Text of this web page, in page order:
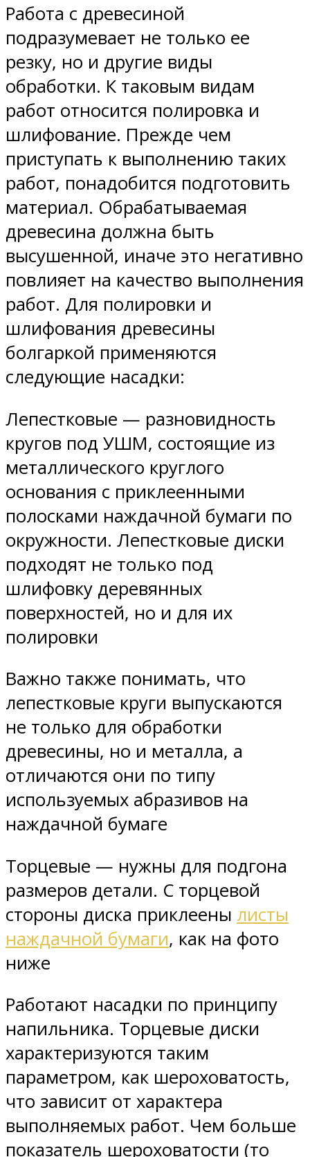
Работа с древесиной
подразумевает не только ее
резку, но и другие виды
обработки. К таковым видам
работ относится полировка и
шлифование. Прежде чем
приступать к выполнению таких
работ, понадобится подготовить
материал. Обрабатываемая
древесина должна быть
высушенной, иначе это негативно
повлияет на качество выполнения
работ. Для полировки и
шлифования древесины
болгаркой применяются
следующие насадки:
Лепестковые — разновидность
кругов под УШМ, состоящие из
металлического круглого
основания с приклеенными
полосками наждачной бумаги по
окружности. Лепестковые диски
подходят не только под
шлифовку деревянных
поверхностей, но и для их
полировки
Важно также понимать, что
лепестковые круги выпускаются
не только для обработки
древесины, но и металла, а
отличаются они по типу
используемых абразивов на
наждачной бумаге
Торцевые — нужны для подгона
размеров детали. С торцевой
стороны диска приклеены листы
наждачной бумаги, как на фото
ниже
Работают насадки по принципу
напильника. Торцевые диски
характеризуются таким
параметром, как шероховатость,
что зависит от характера
выполняемых работ. Чем больше
показатель шероховатости (то